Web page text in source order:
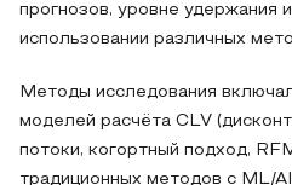
прогнозов, уровне удержания
использовании различных
Методы исследования
моделей расчёта CLV
потоки, когортный подход,
традиционных методов с ML/